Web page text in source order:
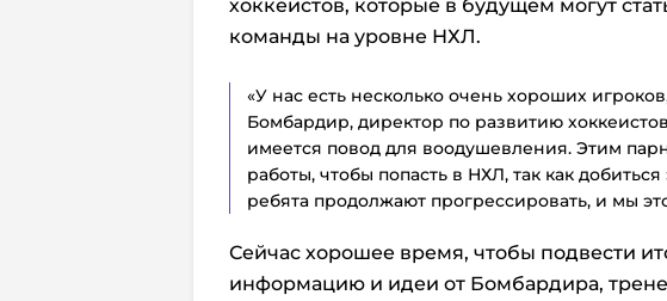
хоккеистов, которые в будущем могут
команды на уровне НХЛ.
«У нас есть несколько очень хороших
Бомбардир, директор по развитию
имеется повод для воодушевления. Этим
работы, чтобы попасть в НХЛ, так как
ребята продолжают прогрессировать, и мы
Сейчас хорошее время, чтобы подвести
информацию и идеи от Бомбардира,